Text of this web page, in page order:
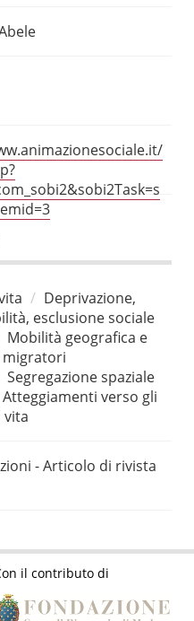
Deprivazione,
esclusione sociale
Mobilità geografica e
migratori
Segregazione spaziale
Atteggiamenti verso gli
vita
- Articolo di rivista
il contributo di